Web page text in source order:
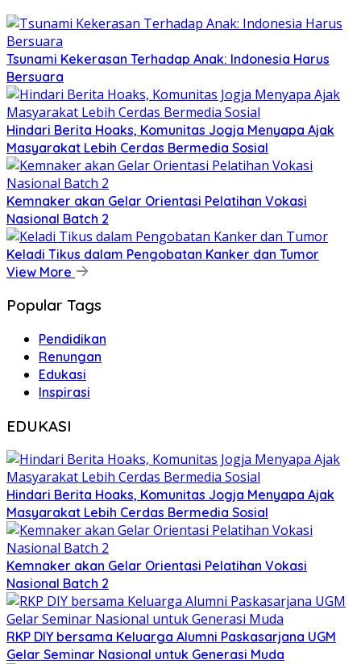
Tsunami Kekerasan Terhadap Anak: Indonesia Harus
Bersuara
Hindari Berita Hoaks, Komunitas Jogja Menyapa Ajak
Masyarakat Lebih Cerdas Bermedia Sosial
Kemnaker akan Gelar Orientasi Pelatihan Vokasi
Nasional Batch 2
Keladi Tikus dalam Pengobatan Kanker dan Tumor
View More
Popular Tags
Pendidikan
Renungan
Edukasi
Inspirasi
EDUKASI
Hindari Berita Hoaks, Komunitas Jogja Menyapa Ajak
Masyarakat Lebih Cerdas Bermedia Sosial
Kemnaker akan Gelar Orientasi Pelatihan Vokasi
Nasional Batch 2
RKP DIY bersama Keluarga Alumni Paskasarjana UGM
Gelar Seminar Nasional untuk Generasi Muda